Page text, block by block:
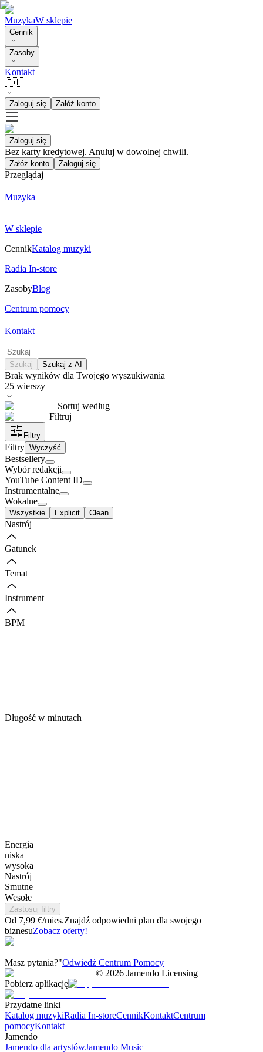
MuzykaW sklepie
Cennik
Zasoby
Kontakt
🇵🇱
Zaloguj się Załóż konto
Zaloguj się
Bez karty kredytowej. Anuluj w dowolnej chwili.
Załóż konto Zaloguj się
Przeglądaj
Muzyka
W sklepie
CennikKatalog muzyki
Radia In-store
ZasobyBlog
Centrum pomocy
Kontakt
Szukaj Szukaj z AI
Brak wyników dla Twojego wyszukiwania
25 wierszy
Sortuj według
Filtruj
Filtry
Filtry Wyczyść
Bestsellery
Wybór redakcji
YouTube Content ID
Instrumentalne
Wokalne
Wszystkie Explicit Clean
Nastrój
Gatunek
Temat
Instrument
BPM
Długość w minutach
Energia
niska
wysoka
Nastrój
Smutne
Wesołe
Zastosuj filtry
Od 7,99 €/mies.Znajdź odpowiedni plan dla swojego
biznesuZobacz oferty!
Masz pytania?"Odwiedź Centrum Pomocy
© 2026 Jamendo Licensing
Pobierz aplikację
Przydatne linki
Katalog muzykiRadia In-storeCennikKontaktCentrum
pomocyKontakt
Jamendo
Jamendo dla artystówJamendo Music